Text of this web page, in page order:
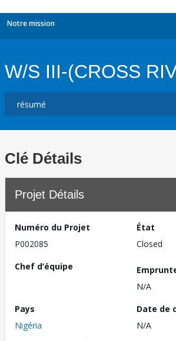
Notre mission
W/S III-(CROSS
Clé Détails
Projet Détails
Numéro du Projet
P002085
État
Closed
Chef d’équipe
N/A
Pays
Nigéria
Date de
N/A